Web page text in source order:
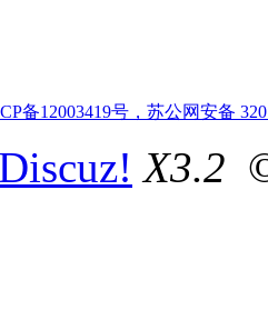
备12003419号，苏公网安备
Discuz! X3.2